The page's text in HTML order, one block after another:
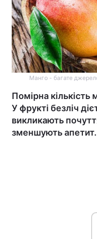
Манго - багате
Помірна кількість
У фрукті безліч
викликають
зменшують апетит.